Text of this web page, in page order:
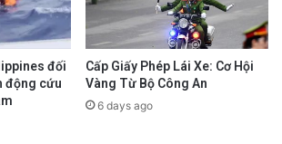
đối
động cứu
Cấp Giấy Phép Lái Xe: Cơ Hội
Vàng Từ Bộ Công An
6 days ago